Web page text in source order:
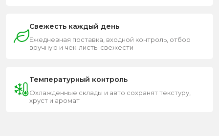
Свежесть каждый день
Ежедневная поставка, входной контроль, отбор
вручную и чек-листы свежести
Температурный контроль
Охлажденные склады и авто сохранят текстуру,
хруст и аромат